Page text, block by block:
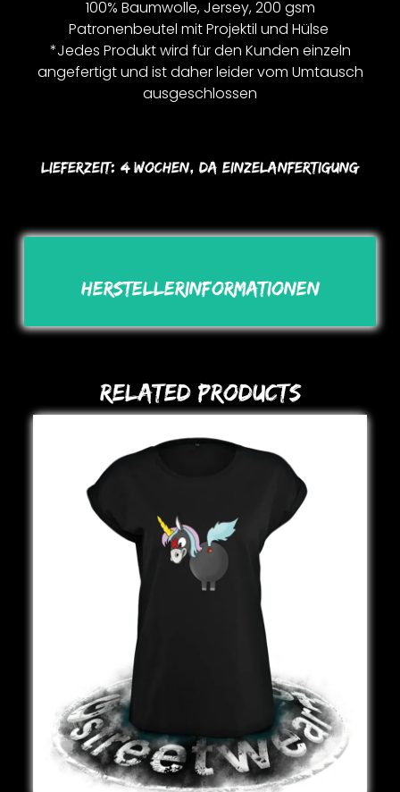
100% Baumwolle, Jersey, 200 gsm
Patronenbeutel mit Projektil und Hülse
*Jedes Produkt wird für den Kunden einzeln
angefertigt und ist daher leider vom Umtausch
ausgeschlossen
Lieferzeit: 4 Wochen, Da Einzelanfertigung
Herstellerinformationen
Related Products